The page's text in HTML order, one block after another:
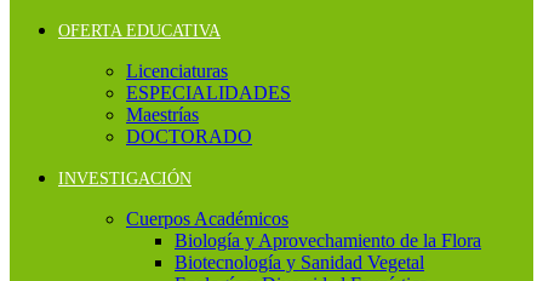
OFERTA EDUCATIVA
Licenciaturas
ESPECIALIDADES
Maestrías
DOCTORADO
INVESTIGACIÓN
Cuerpos Académicos
Biología y Aprovechamiento de la Flora
Biotecnología y Sanidad Vegetal